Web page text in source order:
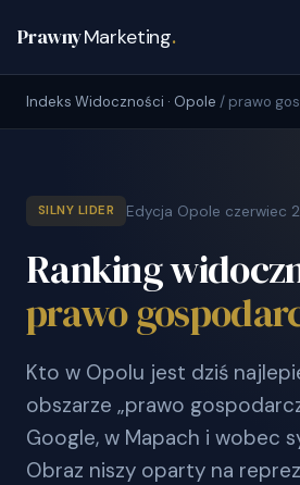
PrawnyMarketing.
Indeks Widoczności · Opole / prawo
SILNY LIDER Edycja Opole czerwiec
Ranking
prawo
Kto w Opolu jest dziś
obszarze „prawo
Google, w Mapach i wobec
Obraz niszy oparty na